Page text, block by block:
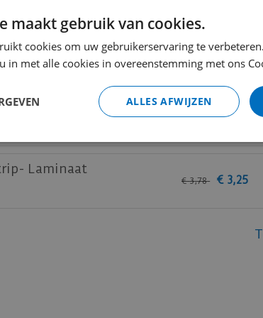
RAL9005
,60 € 10,60
RAL9005
€ 18,50 € 13,
Laminaat
€ 3,78 € 3,25
maakt gebruik van cookies.
cookies om uw gebruikerservaring te
in met alle cookies in overeenstemming met ons
ALLES AFWIJZEN